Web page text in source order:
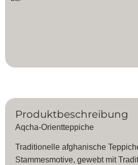
Produktbeschreibung
Aqcha-Orientteppiche
Traditionelle afghanische
Stammesmotive, gewebt mit